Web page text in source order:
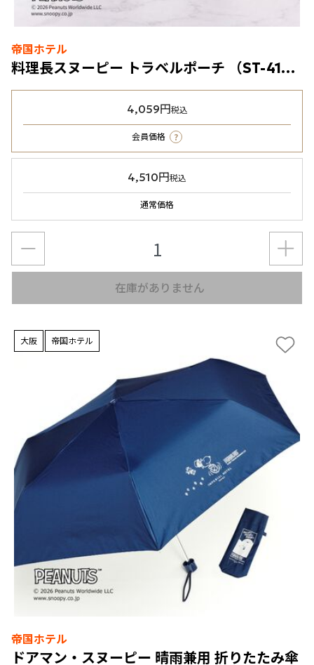
帝国ホテル
料理長スヌーピー トラベルポーチ （ST-41B）ブルーグレー
4,059円税込
会員価格 ?
4,510円税込
通常価格
在庫がありません
大阪 帝国ホテル
帝国ホテル
ドアマン・スヌーピー 晴雨兼用 折りたたみ傘